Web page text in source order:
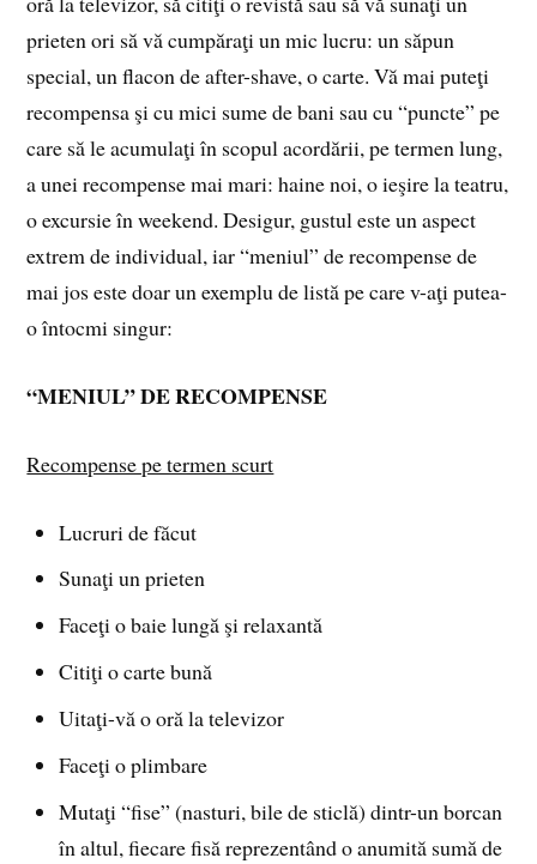
prieten ori să vă cumpăraţi un mic lucru: un săpun
special, un flacon de after-shave, o carte. Vă mai puteţi
recompensa şi cu mici sume de bani sau cu “puncte” pe
care să le acumulaţi în scopul acordării, pe termen lung,
a unei recompense mai mari: haine noi, o ieşire la teatru,
o excursie în weekend. Desigur, gustul este un aspect
extrem de individual, iar “meniul” de recompense de
mai jos este doar un exemplu de listă pe care v-aţi putea-
o întocmi singur:
“MENIUL” DE RECOMPENSE
Recompense pe termen scurt
Lucruri de făcut
Sunaţi un prieten
Faceţi o baie lungă şi relaxantă
Citiţi o carte bună
Uitaţi-vă o oră la televizor
Faceţi o plimbare
Mutaţi “fise” (nasturi, bile de sticlă) dintr-un borcan
în altul, fiecare fisă reprezentând o anumită sumă de